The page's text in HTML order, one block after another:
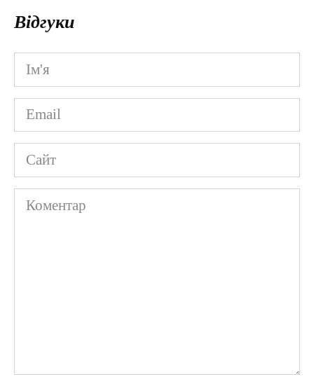
Відгуки
Ім'я
*
Email
*
Сайт
Коментар